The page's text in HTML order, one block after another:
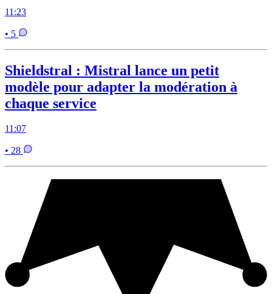
11:23
• 5
Shieldstral : Mistral lance un petit
modèle pour adapter la modération à
chaque service
11:07
• 28